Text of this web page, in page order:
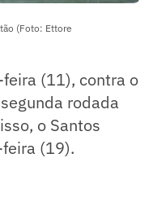
(Foto: Ettore
(11), contra o
rodada
o Santos
(19).